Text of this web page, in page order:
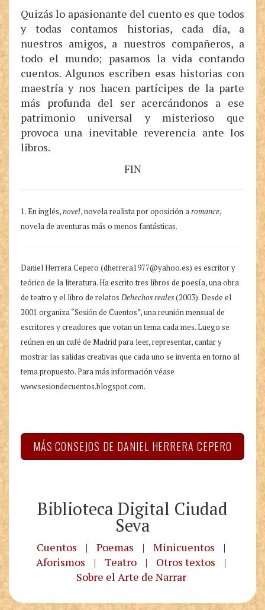
Quizás lo apasionante del cuento es que todos
y todas contamos historias, cada día, a
nuestros amigos, a nuestros compañeros, a
todo el mundo; pasamos la vida contando
cuentos. Algunos escriben esas historias con
maestría y nos hacen partícipes de la parte
más profunda del ser acercándonos a ese
patrimonio universal y misterioso que
provoca una inevitable reverencia ante los
libros.
FIN
1. En inglés,novel, novela realista por oposición aromance,
novela de aventuras más o menos fantásticas.
Daniel Herrera Cepero (dherrera1977@yahoo.es) es escritor y
teórico de la literatura. Ha escrito tres libros de poesía, una obra
de teatro y el libro de relatos Dehechos reales(2003). Desde el
2001 organiza “Sesión de Cuentos”, una reunión mensual de
escritores y creadores que votan un tema cada mes. Luego se
reúnen en un café de Madrid para leer, representar, cantar y
mostrar las salidas creativas que cada uno se inventa en torno al
tema propuesto. Para más información véase
www.sesiondecuentos.blogspot.com.
MÁS CONSEJOS DE DANIEL HERRERA CEPERO
Biblioteca Digital Ciudad
Seva
Cuentos | Poemas | Minicuentos
|
Aforismos
| Teatro | Otros textos
|
Sobre el Arte de Narrar